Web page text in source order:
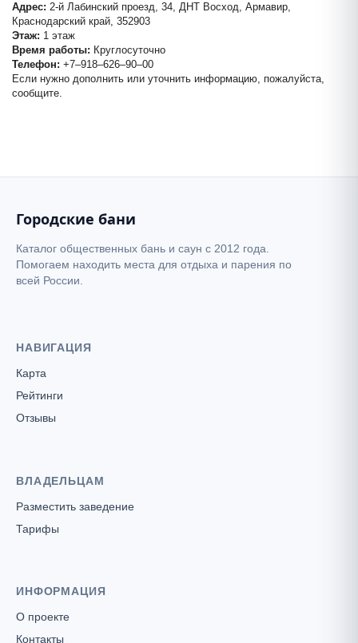
Адрес: 2-й Лабинский проезд, 34, ДНТ Восход, Армавир,
Краснодарский край, 352903
Этаж: 1 этаж
Время работы: Круглосуточно
Телефон: +7‒918‒626‒90‒00
Если нужно дополнить или уточнить информацию, пожалуйста,
сообщите.
Нептун
Городские бани
Каталог общественных бань и саун с 2012 года.
Помогаем находить места для отдыха и парения по
всей России.
НАВИГАЦИЯ
Карта
Рейтинги
Отзывы
ВЛАДЕЛЬЦАМ
Разместить заведение
Тарифы
ИНФОРМАЦИЯ
О проекте
Контакты